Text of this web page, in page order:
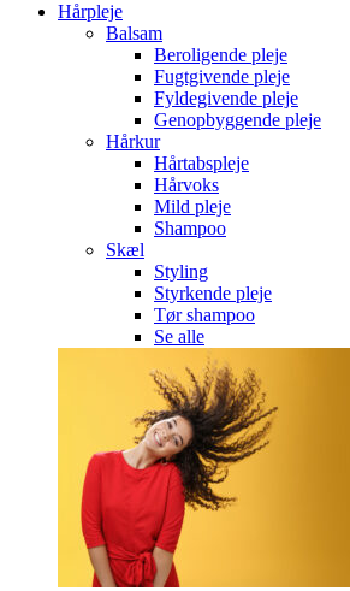
Hårpleje
Balsam
Beroligende pleje
Fugtgivende pleje
Fyldegivende pleje
Genopbyggende pleje
Hårkur
Hårtabspleje
Hårvoks
Mild pleje
Shampoo
Skæl
Styling
Styrkende pleje
Tør shampoo
Se alle